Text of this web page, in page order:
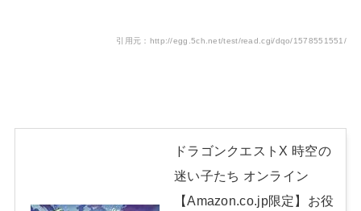
引用元：http://egg.5ch.net/test/read.cgi/dqo/1578551551/
ドラゴンクエストX 時空の
迷い子たち オンライン
【Amazon.co.jp限定】お役